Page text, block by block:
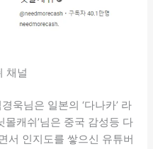
채널
욱님은 일본의 ‘다나카’ 라
몰캐쉬’님은 중국 감성등 다
서 인지도를 쌓으신 유튜버